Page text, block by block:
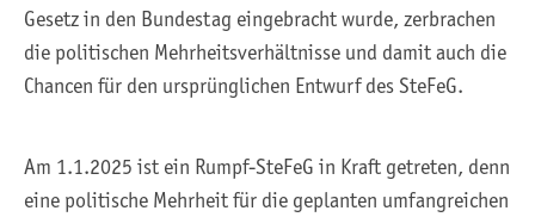
Gesetz in den Bundestag eingebracht wurde, zerbrachen
die politischen Mehrheitsverhältnisse und damit auch die
Chancen für den ursprünglichen Entwurf des SteFeG.
Am 1.1.2025 ist ein Rumpf-SteFeG in Kraft getreten, denn
eine politische Mehrheit für die geplanten umfangreichen